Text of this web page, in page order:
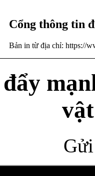
Cổng thông tin
Bản in từ địa chỉ: https://